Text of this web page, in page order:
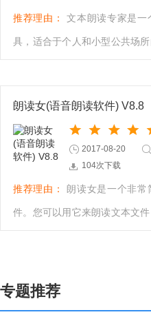
推荐理由： 文本朗读专家是一
具，适合于个人和小型公共场
朗读女(语音朗读软件) V8.8
2017-08-20
104次下载
推荐理由： 朗读女是一个非常
件。您可以用它来朗读文本文
专题推荐